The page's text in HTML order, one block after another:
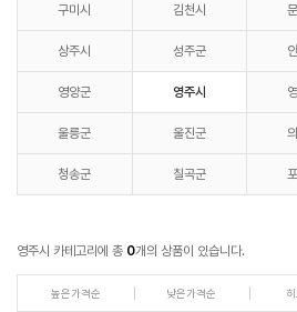
구미시 김천시
상주시 성주군
영양군 영주시
울릉군 울진군
청송군 칠곡군
영주시 카테고리에 총 0개의 상품이 있습니다.
높은가격순 낮은가격순